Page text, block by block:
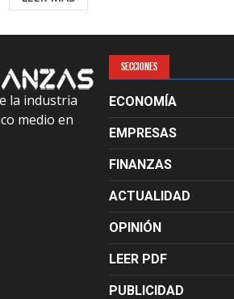
la industria
medio en
SECCIONES
ECONOMÍA
EMPRESAS
FINANZAS
ACTUALIDAD
OPINIÓN
LEER PDF
PUBLICIDAD